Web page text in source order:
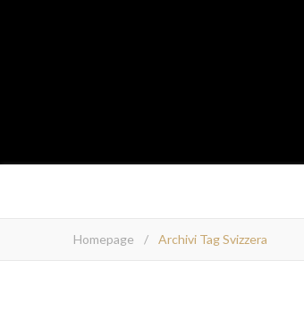
Homepage / Archivi Tag Svizzera